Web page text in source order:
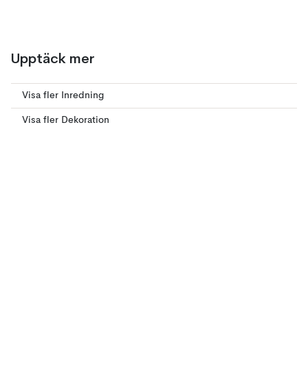
Upptäck mer
Visa fler Inredning
Visa fler Dekoration